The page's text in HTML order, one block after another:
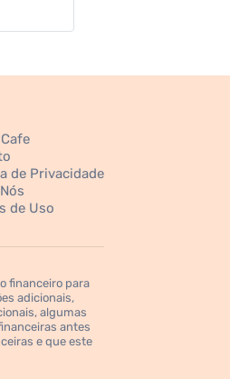
de Privacidade
de Uso
financeiro para
adicionais,
algumas
antes
e que este